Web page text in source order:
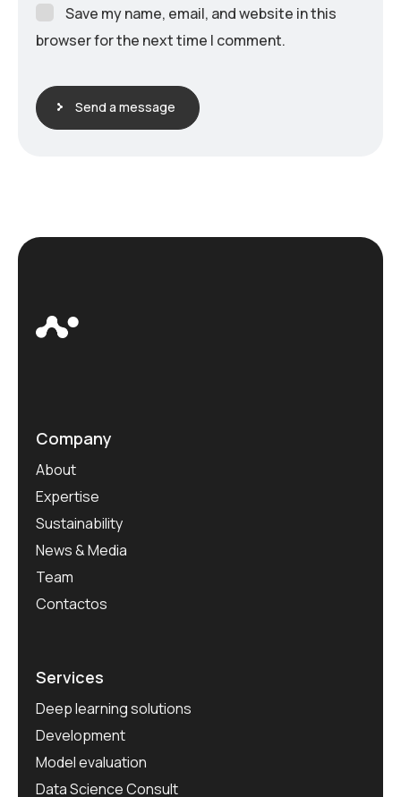
Save my name, email, and website in this
browser for the next time I comment.
Send a message
Company
About
Expertise
Sustainability
News & Media
Team
Contactos
Services
Deep learning solutions
Development
Model evaluation
Data Science Consult